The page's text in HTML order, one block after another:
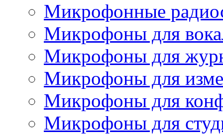
Микрофонные
Микрофоны для
Микрофоны для
Микрофоны для
Микрофоны для
Микрофоны для